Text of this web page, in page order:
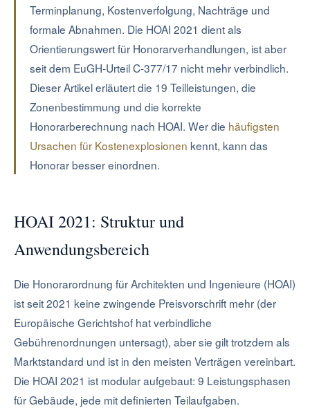
Terminplanung, Kostenverfolgung, Nachträge und
formale Abnahmen. Die HOAI 2021 dient als
Orientierungswert für Honorarverhandlungen, ist aber
seit dem EuGH-Urteil C-377/17 nicht mehr verbindlich.
Dieser Artikel erläutert die 19 Teilleistungen, die
Zonenbestimmung und die korrekte
Honorarberechnung nach HOAI. Wer die häufigsten
Ursachen für Kostenexplosionen kennt, kann das
Honorar besser einordnen.
HOAI 2021: Struktur und
Anwendungsbereich
Die Honorarordnung für Architekten und Ingenieure (HOAI)
ist seit 2021 keine zwingende Preisvorschrift mehr (der
Europäische Gerichtshof hat verbindliche
Gebührenordnungen untersagt), aber sie gilt trotzdem als
Marktstandard und ist in den meisten Verträgen vereinbart.
Die HOAI 2021 ist modular aufgebaut: 9 Leistungsphasen
für Gebäude, jede mit definierten Teilaufgaben.